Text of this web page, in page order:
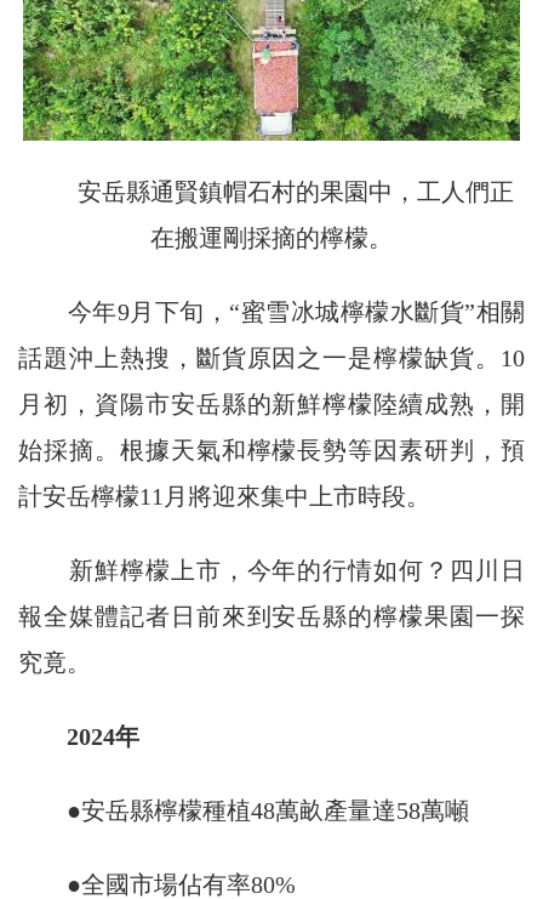
安岳縣通賢鎮帽石村的果園中，工人們正
在搬運剛採摘的檸檬。
今年9月下旬，“蜜雪冰城檸檬水斷貨”相關
話題沖上熱搜，斷貨原因之一是檸檬缺貨。10
月初，資陽市安岳縣的新鮮檸檬陸續成熟，開
始採摘。根據天氣和檸檬長勢等因素研判，預
計安岳檸檬11月將迎來集中上市時段。
新鮮檸檬上市，今年的行情如何？四川日
報全媒體記者日前來到安岳縣的檸檬果園一探
究竟。
2024年
●安岳縣檸檬種植48萬畝產量達58萬噸
●全國市場佔有率80%